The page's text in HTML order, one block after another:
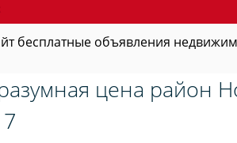
бесплатные объявления
цена район